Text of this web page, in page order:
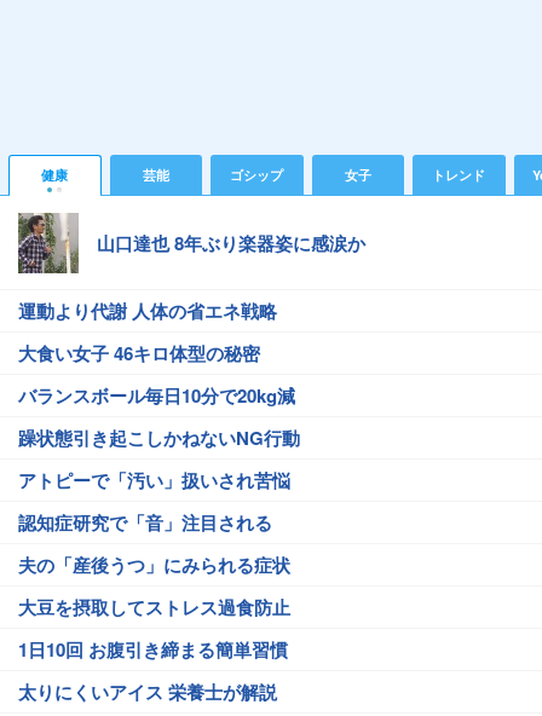
健康 芸能 ゴシップ 女子 トレンド
山口達也 8年ぶり楽器姿に感涙か
運動より代謝 人体の省エネ戦略
大食い女子 46キロ体型の秘密
バランスボール毎日10分で20kg減
躁状態引き起こしかねないNG行動
アトピーで「汚い」扱いされ苦悩
認知症研究で「音」注目される
夫の「産後うつ」にみられる症状
大豆を摂取してストレス過食防止
1日10回 お腹引き締まる簡単習慣
太りにくいアイス 栄養士が解説